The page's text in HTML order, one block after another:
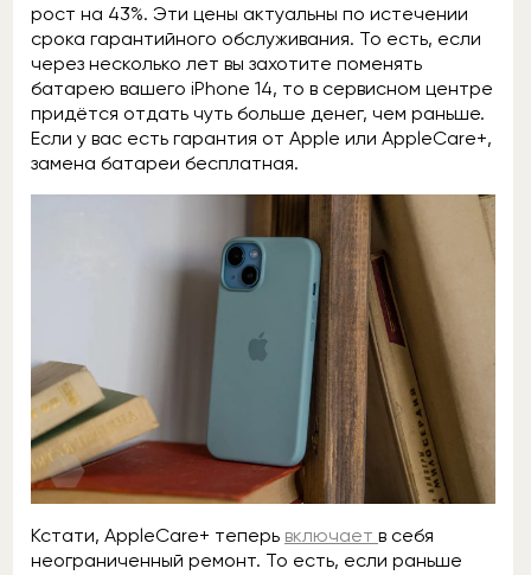
рост на 43%. Эти цены актуальны по истечении
срока гарантийного обслуживания. То есть, если
через несколько лет вы захотите поменять
батарею вашего iPhone 14, то в сервисном центре
придётся отдать чуть больше денег, чем раньше.
Если у вас есть гарантия от Apple или AppleCare+,
замена батареи бесплатная.
Кстати, AppleCare+ теперь включает в себя
неограниченный ремонт. То есть, если раньше